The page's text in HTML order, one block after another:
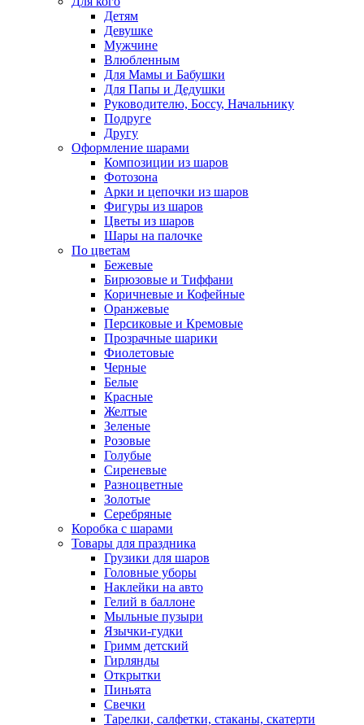
Детям
Девушке
Мужчине
Влюбленным
Для Мамы и Бабушки
Для Папы и Дедушки
Руководителю, Боссу, Начальнику
Подруге
Другу
Оформление шарами
Композиции из шаров
Фотозона
Арки и цепочки из шаров
Фигуры из шаров
Цветы из шаров
Шары на палочке
По цветам
Бежевые
Бирюзовые и Тиффани
Коричневые и Кофейные
Оранжевые
Персиковые и Кремовые
Прозрачные шарики
Фиолетовые
Черные
Белые
Красные
Желтые
Зеленые
Розовые
Голубые
Сиреневые
Разноцветные
Золотые
Серебряные
Коробка с шарами
Товары для праздника
Грузики для шаров
Головные уборы
Наклейки на авто
Гелий в баллоне
Мыльные пузыри
Язычки-гудки
Гримм детский
Гирлянды
Открытки
Пиньята
Свечки
Тарелки, салфетки, стаканы, скатерти